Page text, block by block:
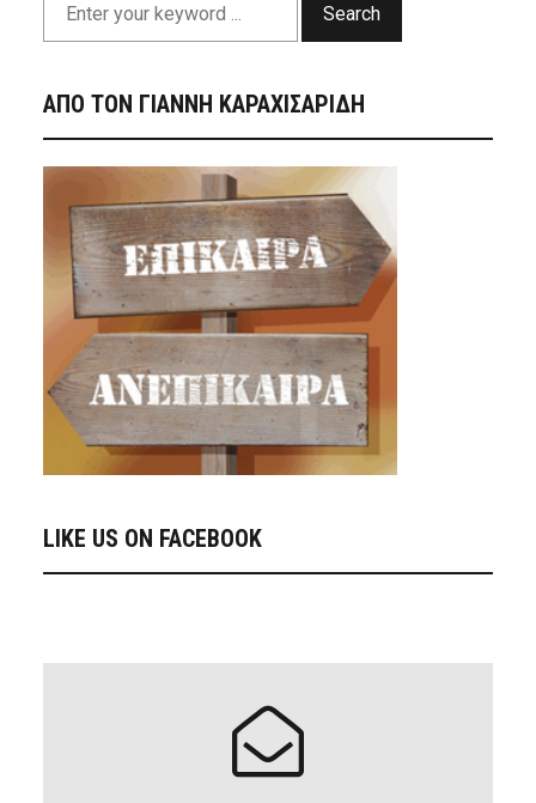
Search
ΑΠΟ ΤΟΝ ΓΙΑΝΝΗ ΚΑΡΑΧΙΣΑΡΙΔΗ
LIKE US ON FACEBOOK